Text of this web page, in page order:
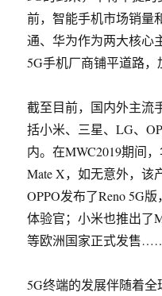
前，智能手机市场销量
通、华为作为两大核心
5G手机厂商铺平道路，
截至目前，国内外主流
括小米、三星、LG、
内。在MWC2019期间
Mate X，如无意外，该
OPPO发布了Reno 5G
体验官；小米也推出了
等欧洲国家正式发售
5G终端的发展伴随着